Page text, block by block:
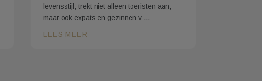
levensstijl, trekt niet alleen toeristen aan,
maar ook expats en gezinnen v ...
LEES MEER